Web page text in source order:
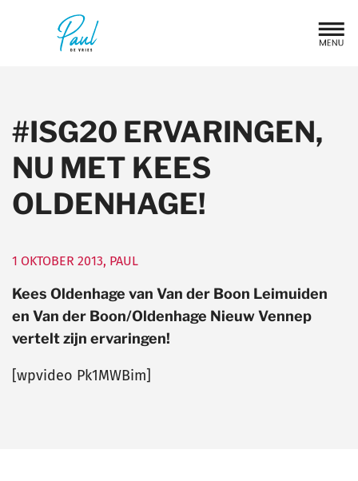
#ISG20 ERVARINGEN,
NU MET KEES
OLDENHAGE!
1 OKTOBER 2013, PAUL
Kees Oldenhage van Van der Boon Leimuiden
en Van der Boon/Oldenhage Nieuw Vennep
vertelt zijn ervaringen!
[wpvideo Pk1MWBim]